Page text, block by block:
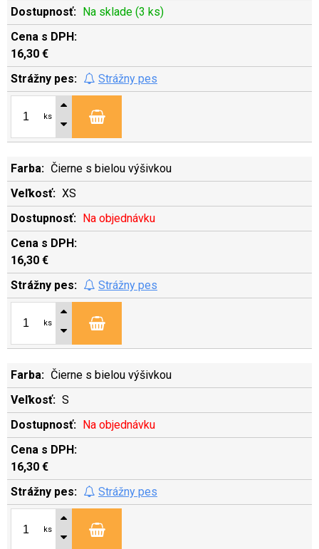
Na sklade (3 ks)
16,30 €
Strážny pes
ks
Čierne s bielou výšivkou
XS
Na objednávku
16,30 €
Strážny pes
ks
Čierne s bielou výšivkou
S
Na objednávku
16,30 €
Strážny pes
ks